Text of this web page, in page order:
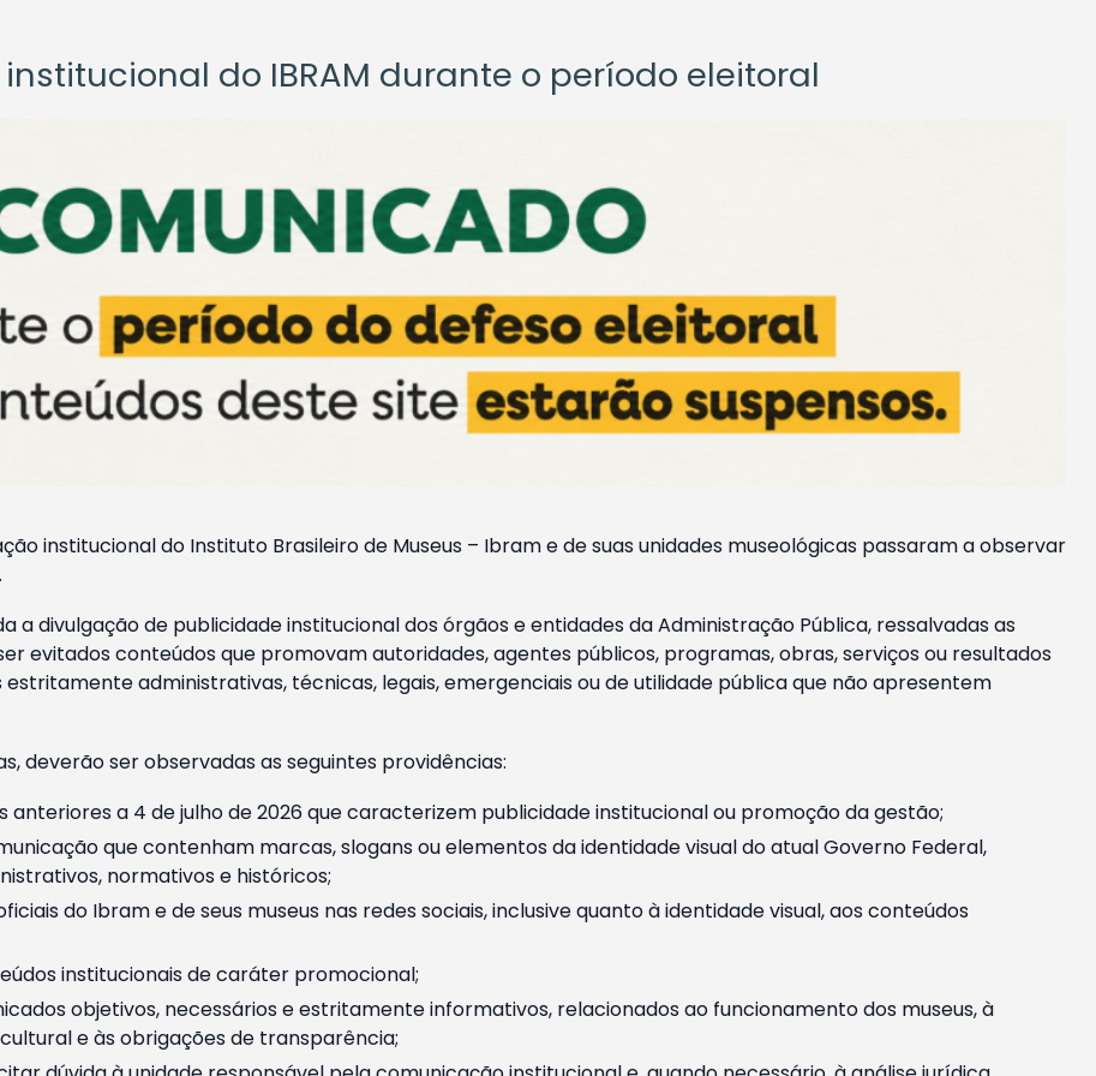
do IBRAM durante o período eleitoral
institucional do Instituto Brasileiro de Museus – Ibram e de suas unidades museológicas passaram a observar
a divulgação de publicidade institucional dos órgãos e entidades da Administração Pública, ressalvadas as
evitados conteúdos que promovam autoridades, agentes públicos, programas, obras, serviços ou resultados
administrativas, técnicas, legais, emergenciais ou de utilidade pública que não apresentem
deverão ser observadas as seguintes providências:
a 4 de julho de 2026 que caracterizem publicidade institucional ou promoção da gestão;
que contenham marcas, slogans ou elementos da identidade visual do atual Governo Federal,
normativos e históricos;
do Ibram e de seus museus nas redes sociais, inclusive quanto à identidade visual, aos conteúdos
institucionais de caráter promocional;
objetivos, necessários e estritamente informativos, relacionados ao funcionamento dos museus, à
e às obrigações de transparência;